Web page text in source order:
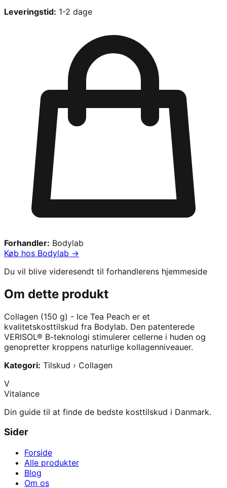
Leveringstid: 1-2 dage
Forhandler: Bodylab
Køb hos Bodylab →
Du vil blive videresendt til forhandlerens hjemmeside
Om dette produkt
Collagen (150 g) - Ice Tea Peach er et
kvalitetskosttilskud fra Bodylab. Den patenterede
VERISOL® B-teknologi stimulerer cellerne i huden og
genopretter kroppens naturlige kollagenniveauer.
Kategori: Tilskud › Collagen
V
Vitalance
Din guide til at finde de bedste kosttilskud i Danmark.
Sider
Forside
Alle produkter
Blog
Om os